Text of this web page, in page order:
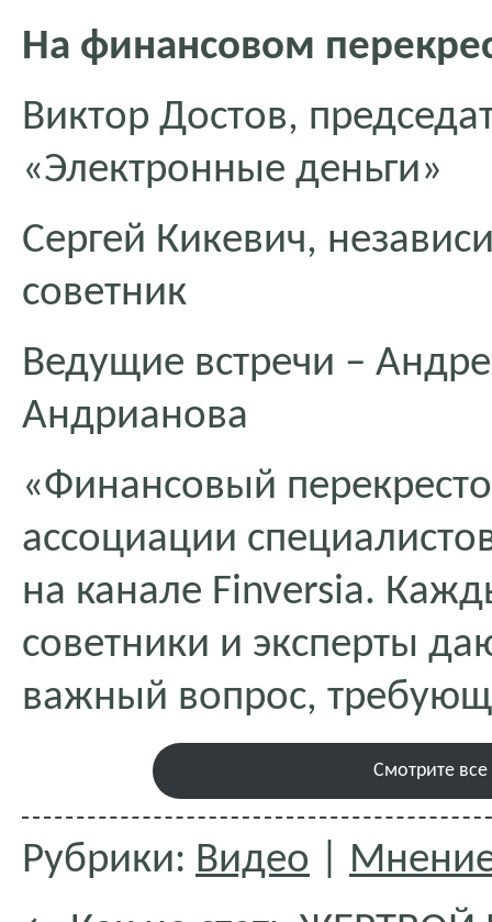
На финансовом
Виктор Достов,
«Электронные деньги»
Сергей Кикевич,
советник
Ведущие встречи –
Андрианова
«Финансовый
ассоциации
на канале Finversia.
советники и эксперты
важный вопрос,
Смотрите
Рубрики: Видео